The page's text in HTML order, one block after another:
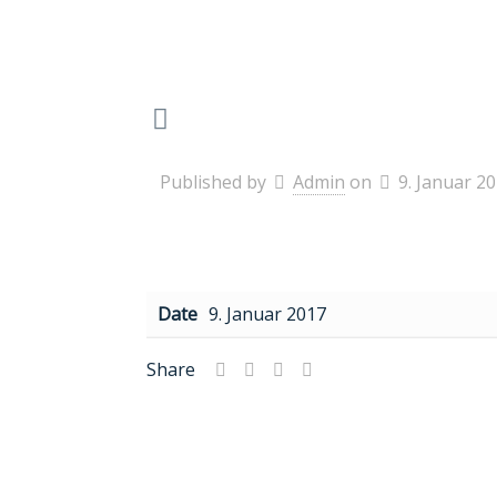
Published by Admin on 9. Januar
Date 9. Januar 2017
Share